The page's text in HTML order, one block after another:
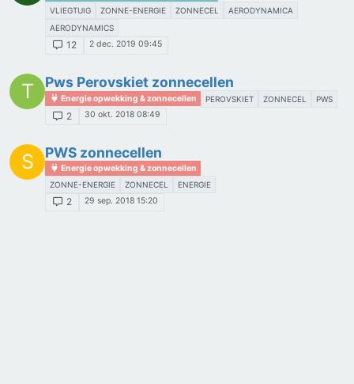
VLIEGTUIG ZONNE-ENERGIE ZONNECEL
AERODYNAMICA
AERODYNAMICS
12 2 dec. 2019 09:45
T Pws Perovskiet zonnecellen
Energie opwekking & zonnecellen PEROVSKIET ZONNECEL PWS
2 30 okt. 2018 08:49
S PWS zonnecellen
Energie opwekking & zonnecellen
ZONNE-ENERGIE ZONNECEL ENERGIE
2 29 sep. 2018 15:20